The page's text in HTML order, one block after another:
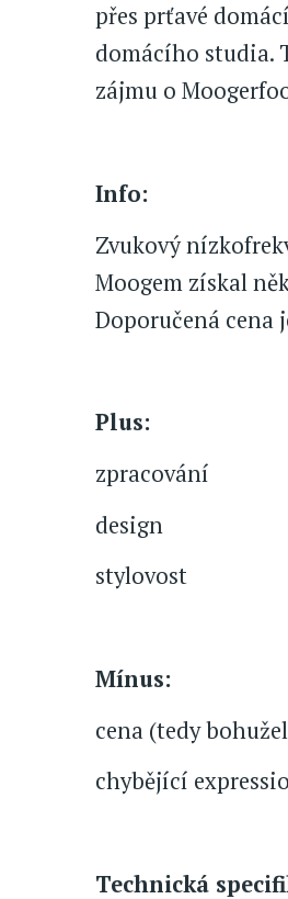
přes prťavé
domácího studia.
zájmu o
Info:
Zvukový
Moogem získal
Doporučená cena
Plus:
zpracování
design
stylovost
Mínus:
cena (tedy
chybějící
Technická